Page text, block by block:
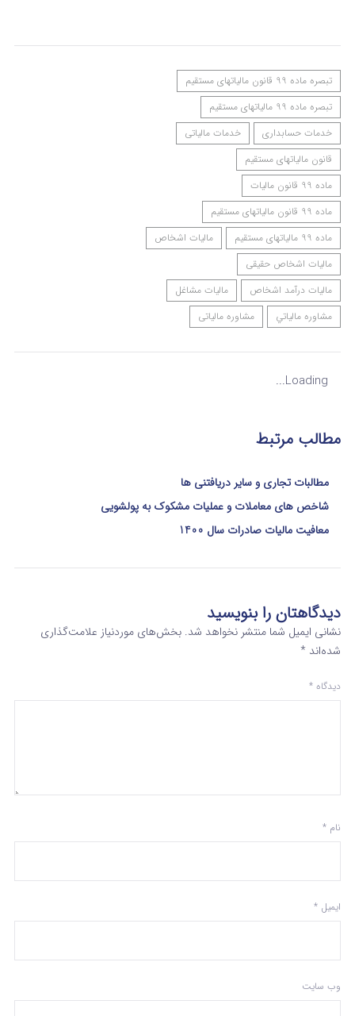
تبصره ماده 99 قانون مالیاتهای مستقیم
تبصره ماده 99 مالیاتهای مستقیم
خدمات حسابداری
خدمات مالیاتی
قانون مالیاتهای مستقیم
ماده 99 قانون مالیات
ماده 99 قانون مالیاتهای مستقیم
ماده 99 مالیاتهای مستقیم
مالیات اشخاص
مالیات اشخاص حقیقی
مالیات درآمد اشخاص
مالیات مشاغل
مشاوره مالياتي
مشاوره مالیاتی
Loading...
مطالب مرتبط
مطالبات تجاری و سایر دریافتنی ها
شاخص های معاملات و عملیات مشکوک به پولشویی
معافیت مالیات صادرات سال 1400
دیدگاهتان را بنویسید
نشانی ایمیل شما منتشر نخواهد شد. بخش‌های موردنیاز علامت‌گذاری
شده‌اند *
دیدگاه *
نام *
ایمیل *
وب‌ سایت